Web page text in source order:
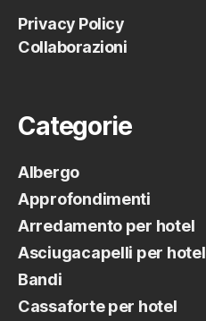
Privacy Policy
Collaborazioni
Categorie
Albergo
Approfondimenti
Arredamento per hotel
Asciugacapelli per hotel
Bandi
Cassaforte per hotel